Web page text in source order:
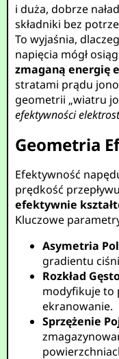
i duża, dobrze
składniki bez
To wyjaśnia,
napięcia mógł
zmaganą energię
stratami prądu
geometrii „wiatru
efektywności
Geometria
Efektywność
prędkość
efektywnie
Kluczowe
Asymetria
gradientu
Rozkład
modyfikuje to
ekranowanie.
Sprzężenie